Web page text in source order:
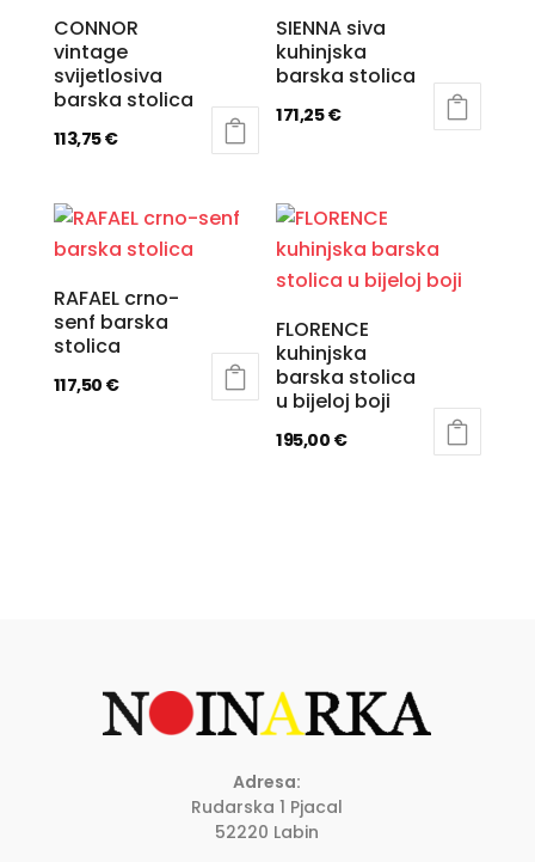
CONNOR
vintage
svijetlosiva
barska stolica
113,75€
SIENNA siva
kuhinjska
barska stolica
171,25€
RAFAEL crno-
senf barska
stolica
117,50 €
FLORENCE
kuhinjska
barska stolica
u bijeloj boji
195,00 €
Adresa:
Rudarska 1 Pjacal
52220 Labin